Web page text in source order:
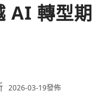
AI 轉型期
2026-03-19發佈